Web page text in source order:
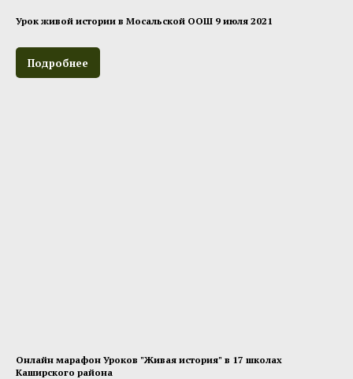
Урок живой истории в Мосальской ООШ 9 июля 2021
Подробнее
Онлайн марафон Уроков "Живая история" в 17 школах
Каширского района